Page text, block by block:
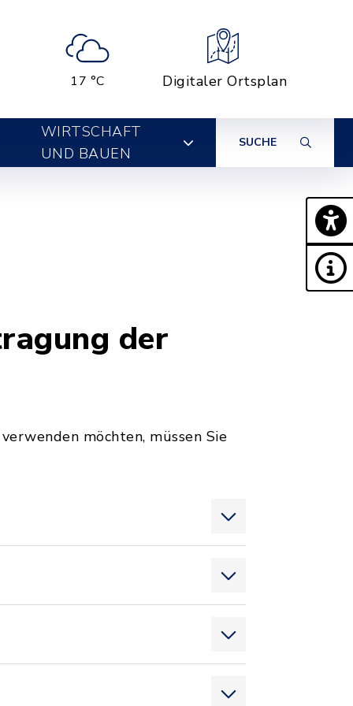
17 °C Digitaler Ortsplan
WIRTSCHAFT
UND BAUEN
SUCHE
der
möchten, müssen Sie